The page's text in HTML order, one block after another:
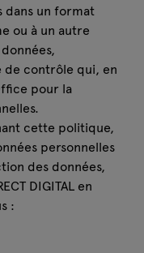
dans un format
ou à un autre
de contrôle qui, en
pour la
cette politique,
personnelles
des données,
DIGITAL en
: